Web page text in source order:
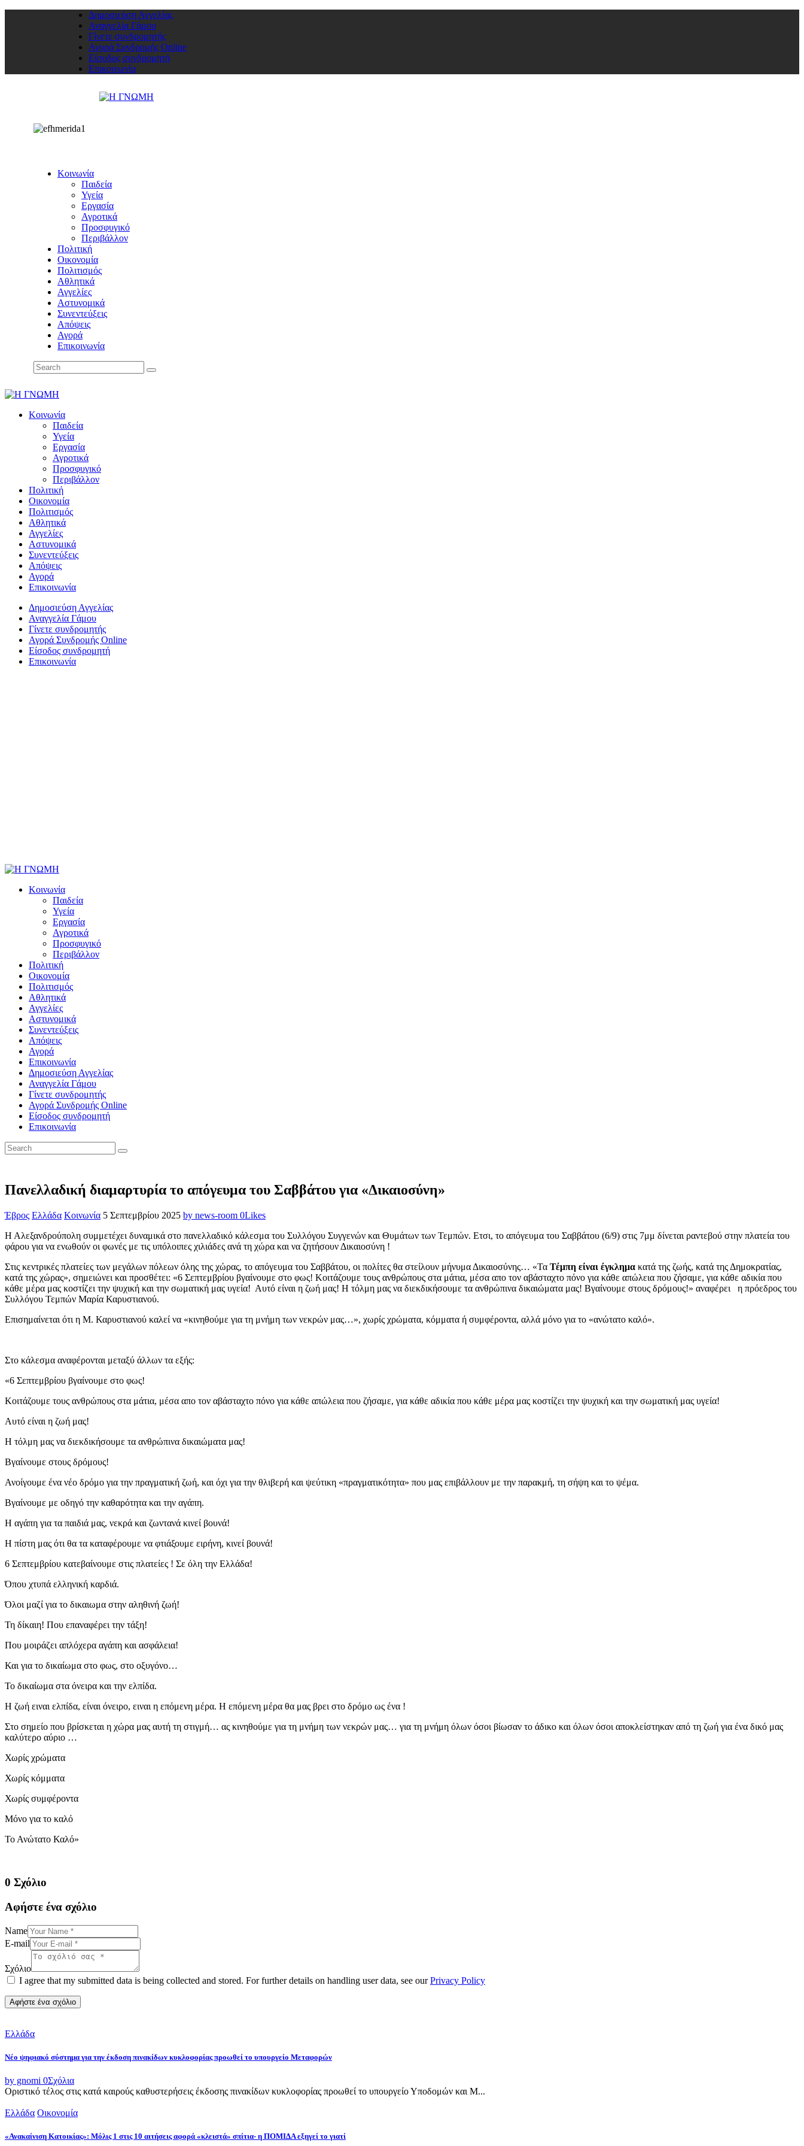
Δημοσιεύση Αγγελίας
Αναγγελία Γάμου
Γίνετε συνδρομητής
Αγορά Συνδρομής Online
Είσοδος συνδρομητή
Επικοινωνία
Κοινωνία
Παιδεία
Υγεία
Εργασία
Αγροτικά
Προσφυγικό
Περιβάλλον
Πολιτική
Οικονομία
Πολιτισμός
Αθλητικά
Αγγελίες
Αστυνομικά
Συνεντεύξεις
Απόψεις
Αγορά
Επικοινωνία
Κοινωνία
Παιδεία
Υγεία
Εργασία
Αγροτικά
Προσφυγικό
Περιβάλλον
Πολιτική
Οικονομία
Πολιτισμός
Αθλητικά
Αγγελίες
Αστυνομικά
Συνεντεύξεις
Απόψεις
Αγορά
Επικοινωνία
Δημοσιεύση Αγγελίας
Αναγγελία Γάμου
Γίνετε συνδρομητής
Αγορά Συνδρομής Online
Είσοδος συνδρομητή
Επικοινωνία
Κοινωνία
Παιδεία
Υγεία
Εργασία
Αγροτικά
Προσφυγικό
Περιβάλλον
Πολιτική
Οικονομία
Πολιτισμός
Αθλητικά
Αγγελίες
Αστυνομικά
Συνεντεύξεις
Απόψεις
Αγορά
Επικοινωνία
Δημοσιεύση Αγγελίας
Αναγγελία Γάμου
Γίνετε συνδρομητής
Αγορά Συνδρομής Online
Είσοδος συνδρομητή
Επικοινωνία
Πανελλαδική διαμαρτυρία το απόγευμα του Σαββάτου για «Δικαιοσύνη»
Έβρος Ελλάδα Κοινωνία 5 Σεπτεμβρίου 2025 by news-room 0Likes
Η Αλεξανδρούπολη συμμετέχει δυναμικά στο πανελλαδικό κάλεσμα του Συλλόγου Συγγενών και Θυμάτων των Τεμπών. Ετσι, το απόγευμα του Σαββάτου (6/9) στις 7μμ δίνεται ραντεβού στην πλατεία του
φάρου για να ενωθούν οι φωνές με τις υπόλοιπες χιλιάδες ανά τη χώρα και να ζητήσουν Δικαιοσύνη !
Στις κεντρικές πλατείες των μεγάλων πόλεων όλης της χώρας, το απόγευμα του Σαββάτου, οι πολίτες θα στείλουν μήνυμα Δικαιοσύνης… «Τα Τέμπη είναι έγκλημα κατά της ζωής, κατά της Δημοκρατίας,
κατά της χώρας», σημειώνει και προσθέτει: «6 Σεπτεμβρίου βγαίνουμε στο φως! Κοιτάζουμε τους ανθρώπους στα μάτια, μέσα απο τον αβάσταχτο πόνο για κάθε απώλεια που ζήσαμε, για κάθε αδικία που
κάθε μέρα μας κοστίζει την ψυχική και την σωματική μας υγεία! Αυτό είναι η ζωή μας! Η τόλμη μας να διεκδικήσουμε τα ανθρώπινα δικαιώματα μας! Βγαίνουμε στους δρόμους!» αναφέρει η πρόεδρος του
Συλλόγου Τεμπών Μαρία Καρυστιανού.
Επισημαίνεται ότι η Μ. Καρυστιανού καλεί να «κινηθούμε για τη μνήμη των νεκρών μας…», χωρίς χρώματα, κόμματα ή συμφέροντα, αλλά μόνο για το «ανώτατο καλό».
Στο κάλεσμα αναφέρονται μεταξύ άλλων τα εξής:
«6 Σεπτεμβρίου βγαίνουμε στο φως!
Κοιτάζουμε τους ανθρώπους στα μάτια, μέσα απο τον αβάσταχτο πόνο για κάθε απώλεια που ζήσαμε, για κάθε αδικία που κάθε μέρα μας κοστίζει την ψυχική και την σωματική μας υγεία!
Αυτό είναι η ζωή μας!
Η τόλμη μας να διεκδικήσουμε τα ανθρώπινα δικαιώματα μας!
Βγαίνουμε στους δρόμους!
Ανοίγουμε ένα νέο δρόμο για την πραγματική ζωή, και όχι για την θλιβερή και ψεύτικη «πραγματικότητα» που μας επιβάλλουν με την παρακμή, τη σήψη και το ψέμα.
Βγαίνουμε με οδηγό την καθαρότητα και την αγάπη.
Η αγάπη για τα παιδιά μας, νεκρά και ζωντανά κινεί βουνά!
Η πίστη μας ότι θα τα καταφέρουμε να φτιάξουμε ειρήνη, κινεί βουνά!
6 Σεπτεμβρίου κατεβαίνουμε στις πλατείες ! Σε όλη την Ελλάδα!
Όπου χτυπά ελληνική καρδιά.
Όλοι μαζί για το δικαιωμα στην αληθινή ζωή!
Τη δίκαιη! Που επαναφέρει την τάξη!
Που μοιράζει απλόχερα αγάπη και ασφάλεια!
Και για το δικαίωμα στο φως, στο οξυγόνο…
Το δικαίωμα στα όνειρα και την ελπίδα.
Η ζωή ειναι ελπίδα, είναι όνειρο, ειναι η επόμενη μέρα. Η επόμενη μέρα θα μας βρει στο δρόμο ως ένα !
Στο σημείο που βρίσκεται η χώρα μας αυτή τη στιγμή… ας κινηθούμε για τη μνήμη των νεκρών μας… για τη μνήμη όλων όσοι βίωσαν το άδικο και όλων όσοι αποκλείστηκαν από τη ζωή για ένα δικό μας
καλύτερο αύριο …
Χωρίς χρώματα
Χωρίς κόμματα
Χωρίς συμφέροντα
Μόνο για το καλό
Το Ανώτατο Καλό»
0 Σχόλιο
Αφήστε ένα σχόλιο
Name
E-mail
Σχόλιο
I agree that my submitted data is being collected and stored. For further details on handling user data, see ourPrivacy Policy
Ελλάδα
Νέο ψηφιακό σύστημα για την έκδοση πινακίδων κυκλοφορίας προωθεί το υπουργείο Μεταφορών
by gnomi 0Σχόλια
Οριστικό τέλος στις κατά καιρούς καθυστερήσεις έκδοσης πινακίδων κυκλοφορίας προωθεί το υπουργείο Υποδομών και Μ...
Ελλάδα Οικονομία
«Ανακαίνιση Κατοικίας»: Μόλις 1 στις 10 αιτήσεις αφορά «κλειστά» σπίτια- η ΠΟΜΙΔΑ εξηγεί το γιατί